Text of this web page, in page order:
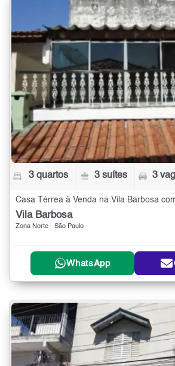
3 quartos 3 suítes 3
Casa Térrea à Venda na Vila Barbosa
Vila Barbosa
Zona Norte - São Paulo
WhatsApp